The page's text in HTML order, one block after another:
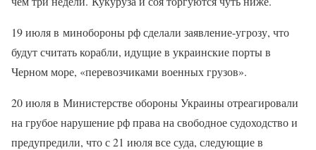
19 июля в минобороны рф сделали заявление-угрозу, что
будут считать корабли, идущие в украинские порты в
Черном море, «перевозчиками военных грузов».
20 июля в Министерстве обороны Украины отреагировали
на грубое нарушение рф права на свободное судоходство и
предупредили, что с 21 июля все суда, следующие в